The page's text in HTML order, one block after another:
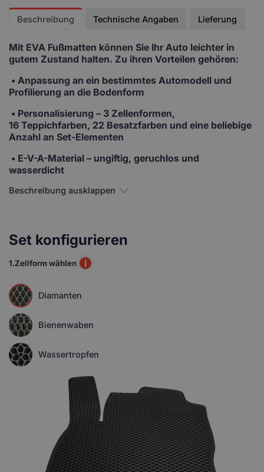
Beschreibung Technische Angaben Lieferung
Mit EVA Fußmatten können Sie Ihr Auto leichter in
gutem Zustand halten. Zu ihren Vorteilen gehören:
• Anpassung an ein bestimmtes Automodell und
Profilierung an die Bodenform
• Personalisierung – 3 Zellenformen,
16 Teppichfarben, 22 Besatzfarben und eine beliebige
Anzahl an Set-Elementen
• E-V-A-Material – ungiftig, geruchlos und
wasserdicht
Beschreibung ausklappen
Set konfigurieren
1.Zellform wählen i
Diamanten
Bienenwaben
Wassertropfen